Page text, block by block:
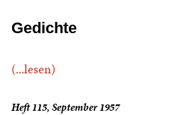
Gedichte
(...lesen)
Heft 115, September 1957